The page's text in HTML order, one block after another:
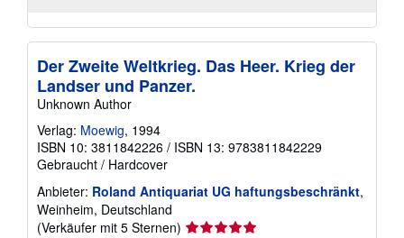
Der Zweite Weltkrieg. Das Heer. Krieg der
Landser und Panzer.
Unknown Author
Verlag: Moewig, 1994
ISBN 10: 3811842226 / ISBN 13: 9783811842229
Gebraucht / Hardcover
Anbieter: Roland Antiquariat UG haftungsbeschränkt,
Weinheim, Deutschland
(Verkäufer mit 5 Sternen) Verkäuferbewertung